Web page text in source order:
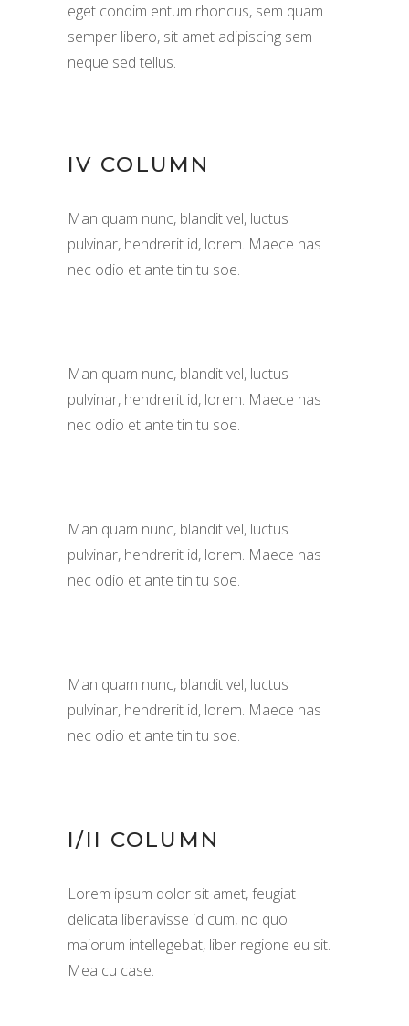
eget condim entum rhoncus, sem quam
semper libero, sit amet adipiscing sem
neque sed tellus.
IV COLUMN
Man quam nunc, blandit vel, luctus
pulvinar, hendrerit id, lorem. Maece nas
nec odio et ante tin tu soe.
Man quam nunc, blandit vel, luctus
pulvinar, hendrerit id, lorem. Maece nas
nec odio et ante tin tu soe.
Man quam nunc, blandit vel, luctus
pulvinar, hendrerit id, lorem. Maece nas
nec odio et ante tin tu soe.
Man quam nunc, blandit vel, luctus
pulvinar, hendrerit id, lorem. Maece nas
nec odio et ante tin tu soe.
I/II COLUMN
Lorem ipsum dolor sit amet, feugiat
delicata liberavisse id cum, no quo
maiorum intellegebat, liber regione eu sit.
Mea cu case.